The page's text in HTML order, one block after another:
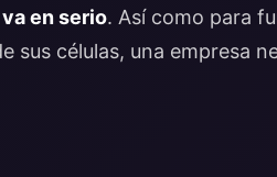
en serio. Así como para
sus células, una empresa